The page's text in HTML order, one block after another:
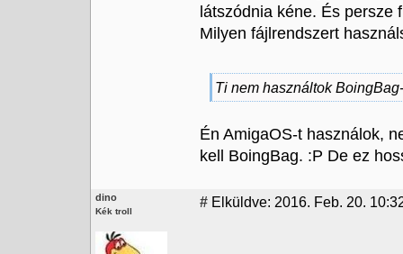
látszódnia kéne. És persze
Milyen fájlrendszert
Ti nem használtok
Én AmigaOS-t használok,
kell BoingBag. :P De ez
dino
Kék troll
# Elküldve: 2016. Feb. 20.